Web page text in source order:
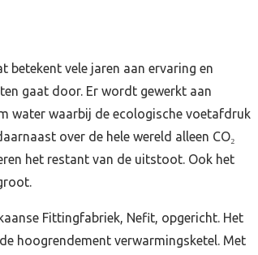
betekent vele jaren aan ervaring en
gaat door. Er wordt gewerkt aan
water waarbij de ecologische voetafdruk
over de hele wereld alleen CO₂
het restant van de uitstoot. Ook het
Fittingfabriek, Nefit, opgericht. Het
hoogrendement verwarmingsketel. Met